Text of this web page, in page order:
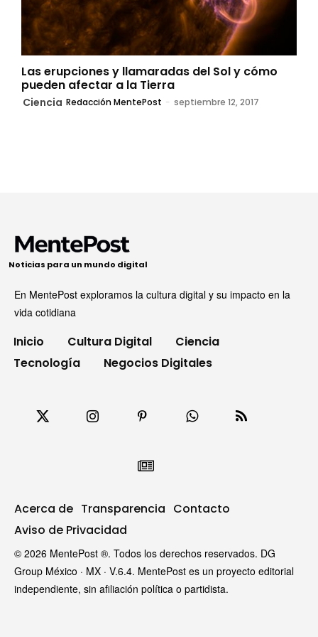
Las erupciones y llamaradas del Sol y cómo
pueden afectar a la Tierra
Ciencia Redacción MentePost - septiembre 12, 2017
Noticias para un mundo digital
En MentePost exploramos la cultura digital y su impacto en la
vida cotidiana
Inicio Cultura Digital
Ciencia
Tecnología
Negocios Digitales
Acerca de Transparencia Contacto
Aviso de Privacidad
© 2026 MentePost ®. Todos los derechos reservados. DG
Group México · MX · V.6.4. MentePost es un proyecto editorial
independiente, sin afiliación política o partidista.